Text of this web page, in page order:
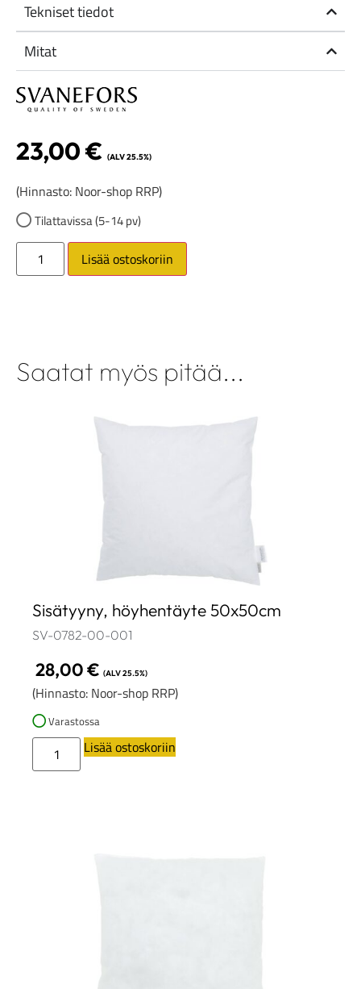
Tekniset tiedot
Mitat
23,00€ (ALV 25.5%)
(Hinnasto: Noor-shop RRP)
Tilattavissa (5-14 pv)
Lisää ostoskoriin
Saatat myös pitää...
Sisätyyny, höyhentäyte 50x50cm
SV-0782-00-001
28,00€ (ALV 25.5%)
(Hinnasto: Noor-shop RRP)
Varastossa
Lisää ostoskoriin